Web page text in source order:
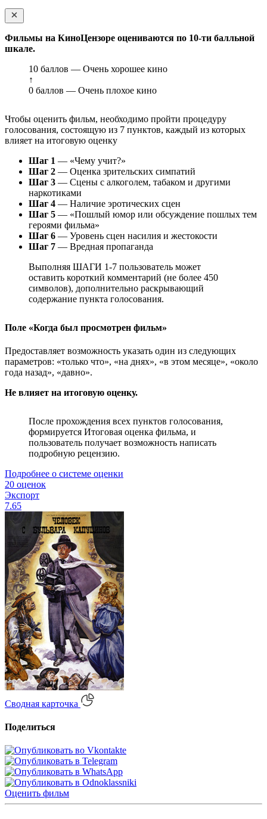
Фильмы на КиноЦензоре оцениваются по 10-ти балльной
шкале.
10 баллов — Очень хорошее кино
↑
0 баллов — Очень плохое кино
Чтобы оценить фильм, необходимо пройти процедуру
голосования, состоящую из 7 пунктов, каждый из которых
влияет на итоговую оценку
Шаг 1 — «Чему учит?»
Шаг 2 — Оценка зрительских симпатий
Шаг 3 — Сцены с алкоголем, табаком и другими
наркотиками
Шаг 4 — Наличие эротических сцен
Шаг 5 — «Пошлый юмор или обсуждение пошлых тем
героями фильма»
Шаг 6 — Уровень сцен насилия и жестокости
Шаг 7 — Вредная пропаганда
Выполняя ШАГИ 1-7 пользователь может
оставить короткий комментарий (не более 450
символов), дополнительно раскрывающий
содержание пункта голосования.
Поле «Когда был просмотрен фильм»
Предоставляет возможность указать один из следующих
параметров: «только что», «на днях», «в этом месяце», «около
года назад», «давно».
Не влияет на итоговую оценку.
После прохождения всех пунктов голосования,
формируется Итоговая оценка фильма, и
пользователь получает возможность написать
подробную рецензию.
Подробнее о системе оценки
20 оценок
Экспорт
7.65
Сводная карточка
Поделиться
Оценить фильм